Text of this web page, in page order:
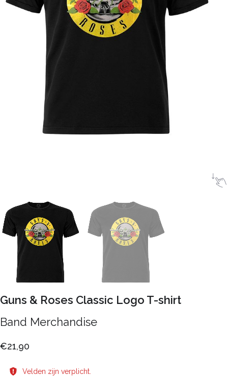
Guns & Roses Classic Logo T-shirt
Band Merchandise
€21,90
Velden zijn verplicht.